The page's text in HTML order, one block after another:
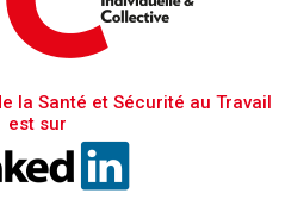
la Santé et Sécurité au Travail
est sur